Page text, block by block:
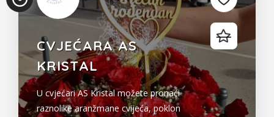
CVJEĆARA AS
KRISTAL
U cvjećari AS Kristal možete pronaći
raznolike aranžmane cvijeća, poklon